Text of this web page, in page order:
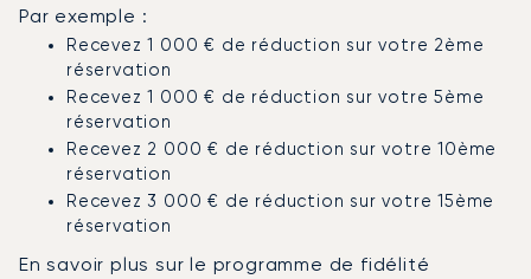
Par exemple :
Recevez 1 000 € de réduction sur votre 2ème
réservation
Recevez 1 000 € de réduction sur votre 5ème
réservation
Recevez 2 000 € de réduction sur votre 10ème
réservation
Recevez 3 000 € de réduction sur votre 15ème
réservation
En savoir plus sur le programme de fidélité